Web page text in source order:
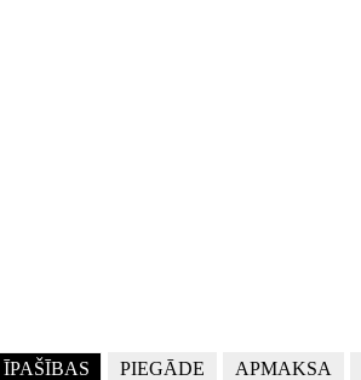
ĪPAŠĪBAS PIEGĀDE APMAKSA